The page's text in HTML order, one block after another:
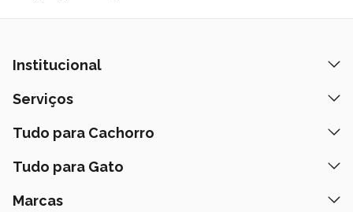
Institucional
Quem Somos
Prazos de Entrega
Fale Conosco
Serviços
Banho e Tosa
Peça pelo Delivery
Assinatura Polipet
Tudo para Cachorro
Ração
Tudo para Gato
Ração
Marcas